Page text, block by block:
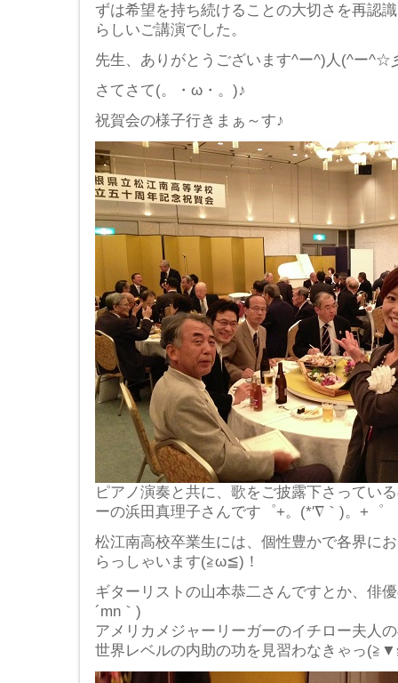
ずは希望を持ち続けることの大切さを再認
らしいご講演でした。
先生、ありがとうございます^ー^)人(^ー^☆
さてさて(。・ω・。)♪
祝賀会の様子行きまぁ～す♪
ピアノ演奏と共に、歌をご披露下さってい
ーの浜田真理子さんです゜+。(*′∇｀)。+゜
松江南高校卒業生には、個性豊かで各界に
らっしゃいます(≧ω≦)！
ギターリストの山本恭二さんですとか、俳
´mn｀)
アメリカメジャーリーガーのイチロー夫人
世界レベルの内助の功を見習わなきゃっ